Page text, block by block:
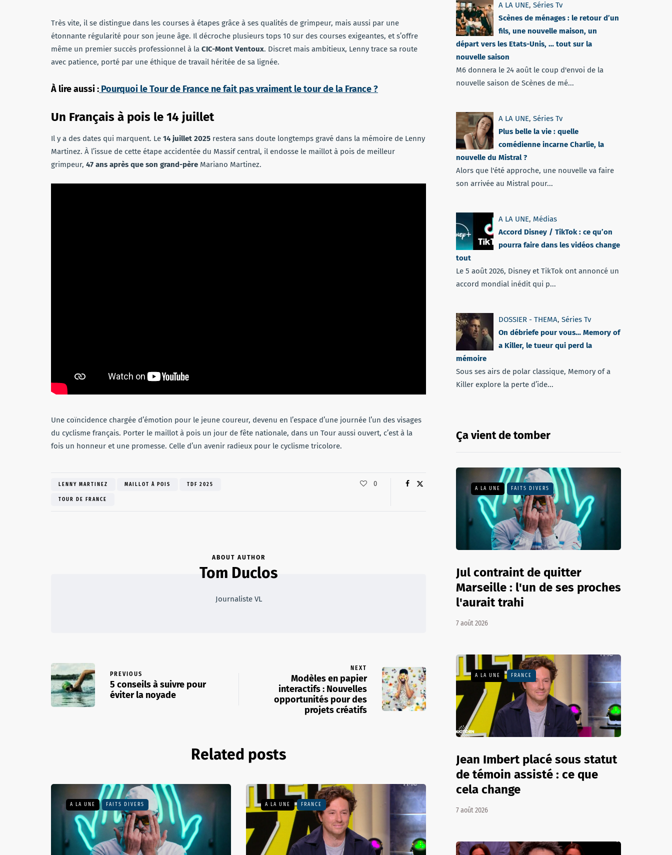
Très vite, il se distingue dans les courses à étapes grâce à ses qualités de grimpeur, mais aussi par une
étonnante régularité pour son jeune âge. Il décroche plusieurs tops 10 sur des courses exigeantes, et s’offre
même un premier succès professionnel à la CIC-Mont Ventoux. Discret mais ambitieux, Lenny trace sa route
avec patience, porté par une éthique de travail héritée de sa lignée.
À lire aussi : Pourquoi le Tour de France ne fait pas vraiment le tour de la France ?
Un Français à pois le 14 juillet
Il y a des dates qui marquent. Le 14 juillet 2025 restera sans doute longtemps gravé dans la mémoire de Lenny
Martinez. À l’issue de cette étape accidentée du Massif central, il endosse le maillot à pois de meilleur
grimpeur, 47 ans après que son grand-père Mariano Martinez.
Une coïncidence chargée d’émotion pour le jeune coureur, devenu en l’espace d’une journée l’un des visages
du cyclisme français. Porter le maillot à pois un jour de fête nationale, dans un Tour aussi ouvert, c’est à la
fois un honneur et une promesse. Celle d’un avenir radieux pour le cyclisme tricolore.
LENNY MARTINEZ MAILLOT À POIS TDF 2025
TOUR DE FRANCE
0
ABOUT AUTHOR
Tom Duclos
Journaliste VL
PREVIOUS
5 conseils à suivre pour
éviter la noyade
NEXT
Modèles en papier
interactifs : Nouvelles
opportunités pour des
projets créatifs
Related posts
A LA UNE FAITS DIVERS A LA UNE FRANCE
A LA UNE, Séries Tv
Scènes de ménages : le retour d’un
fils, une nouvelle maison, un
départ vers les Etats-Unis, … tout sur la
nouvelle saison
M6 donnera le 24 août le coup d'envoi de la
nouvelle saison de Scènes de mé...
A LA UNE, Séries Tv
Plus belle la vie : quelle
comédienne incarne Charlie, la
nouvelle du Mistral ?
Alors que l'été approche, une nouvelle va faire
son arrivée au Mistral pour...
A LA UNE, Médias
Accord Disney / TikTok : ce qu’on
pourra faire dans les vidéos change
tout
Le 5 août 2026, Disney et TikTok ont annoncé un
accord mondial inédit qui p...
DOSSIER - THEMA, Séries Tv
On débriefe pour vous… Memory of
a Killer, le tueur qui perd la
mémoire
Sous ses airs de polar classique, Memory of a
Killer explore la perte d’ide...
Ça vient de tomber
A LA UNE FAITS DIVERS
Jul contraint de quitter
Marseille : l'un de ses proches
l'aurait trahi
7 août 2026
A LA UNE FRANCE
Jean Imbert placé sous statut
de témoin assisté : ce que
cela change
7 août 2026